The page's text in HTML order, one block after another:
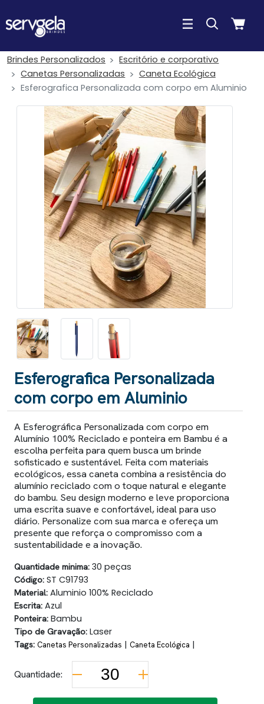
Brindes Personalizados
Escritório e corporativo
Canetas Personalizadas
Caneta Ecológica
Esferografica Personalizada com corpo em Aluminio
Esferografica Personalizada
com corpo em Aluminio
A Esferográfica Personalizada com corpo em
Alumínio 100% Reciclado e ponteira em Bambu é a
escolha perfeita para quem busca um brinde
sofisticado e sustentável. Feita com materiais
ecológicos, essa caneta combina a resistência do
alumínio reciclado com o toque natural e elegante
do bambu. Seu design moderno e leve proporciona
uma escrita suave e confortável, ideal para uso
diário. Personalize com sua marca e ofereça um
presente que reforça o compromisso com a
sustentabilidade e a inovação.
Quantidade minima: 30 peças
Código: ST C91793
Material: Aluminio 100% Reciclado
Escrita: Azul
Ponteira: Bambu
Tipo de Gravação: Laser
Tags: Canetas Personalizadas | Caneta Ecológica |
Quantidade: